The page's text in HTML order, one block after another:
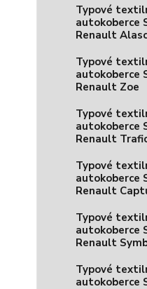
Typové
autokoberce
Renault
Typové
autokoberce
Renault Zoe
Typové
autokoberce
Renault
Typové
autokoberce
Renault
Typové
autokoberce
Renault
Typové
autokoberce